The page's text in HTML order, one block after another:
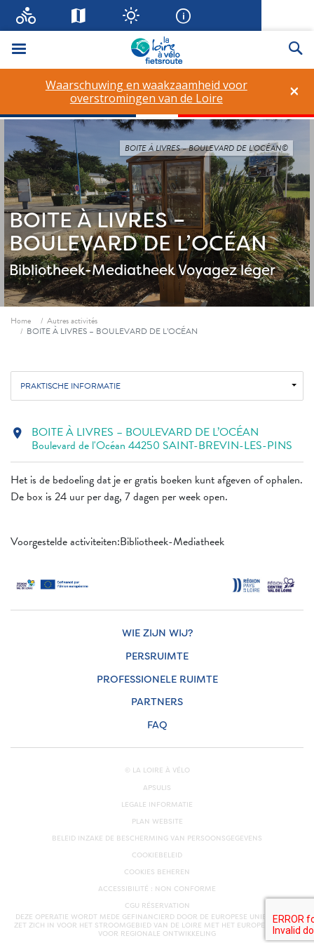
Menu
×
Waarschuwing en waakzaamheid voor
overstromingen van de Loire
BOITE À LIVRES –
BOULEVARD DE L’OCÉAN
Bibliotheek-MediatheekVoyagez léger
BOITE À LIVRES – BOULEVARD DE L’OCÉAN©
Fil d'ariane
Home
Autres activités
BOITE À LIVRES – BOULEVARD DE L’OCÉAN
PRAKTISCHE INFORMATIE
Het is de bedoeling dat je er gratis boeken kunt afgeven of ophalen.
De box is 24 uur per dag, 7 dagen per week open.
Voorgestelde activiteiten:Bibliotheek-Mediatheek
location_on BOITE À LIVRES – BOULEVARD DE L’OCÉAN
Boulevard de l'Océan 44250 SAINT-BREVIN-LES-PINS
WIE ZIJN WIJ?
PERSRUIMTE
PROFESSIONELE RUIMTE
PARTNERS
FAQ
© LA LOIRE À VÉLO
APSULIS
LEGALE INFORMATIE
PLAN WEBSITE
BELEID INZAKE DE BESCHERMING VAN PERSOONSGEGEVENS
COOKIEBELEID
COOKIES BEHEREN
ACCESSIBILITÉ : NON CONFORME
CGU RÉSERVATION
DEZE OPERATIE WORDT MEDE GEFINANCIERD DOOR DE EUROPESE UNIE. EUROPA
ZET ZICH IN VOOR HET STROOMGEBIED VAN DE LOIRE MET HET EUROPEES FONDS
VOOR REGIONALE ONTWIKKELING